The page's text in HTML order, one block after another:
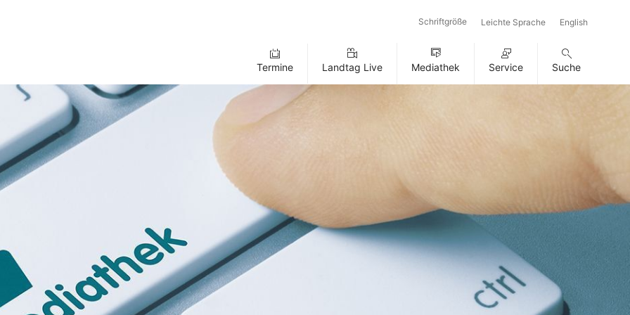
Schriftgröße Leichte Sprache English
Termine Landtag Live Mediathek Service Suche